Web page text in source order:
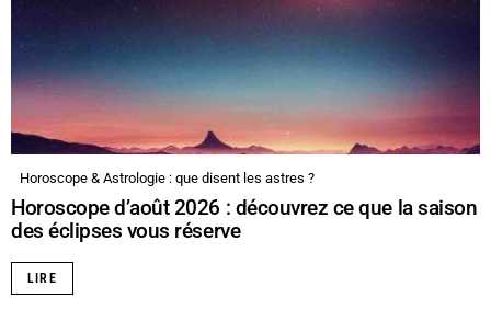
Horoscope & Astrologie : que disent les astres ?
Horoscope d’août 2026 : découvrez ce que la saison
des éclipses vous réserve
LIRE